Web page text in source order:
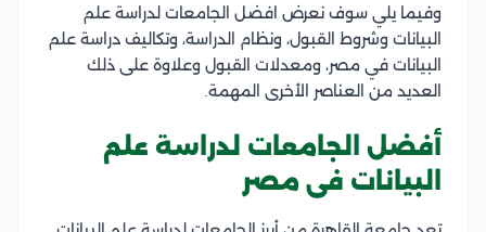
وفيما يلي سوف نعرض افضل الجامعات لدراسة علم
البيانات وشروط القبول، ونظام الدراسة، وتكاليف دراسة علم
البيانات في مصر، ومعدلات القبول وعلاوة على ذلك
العديد من العناصر الأخرى المهمة.
أفضل الجامعات لدراسة علم
البيانات فى مصر